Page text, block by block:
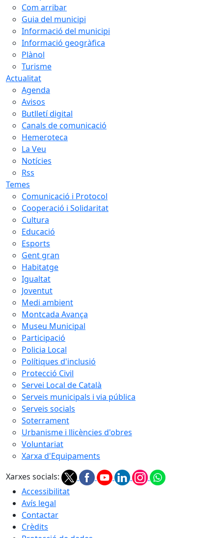
Com arribar
Guia del municipi
Informació del municipi
Informació geogràfica
Plànol
Turisme
Actualitat
Agenda
Avisos
Butlletí digital
Canals de comunicació
Hemeroteca
La Veu
Notícies
Rss
Temes
Comunicació i Protocol
Cooperació i Solidaritat
Cultura
Educació
Esports
Gent gran
Habitatge
Igualtat
Joventut
Medi ambient
Montcada Avança
Museu Municipal
Participació
Policia Local
Polítiques d'inclusió
Protecció Civil
Servei Local de Català
Serveis municipals i via pública
Serveis socials
Soterrament
Urbanisme i llicències d'obres
Voluntariat
Xarxa d'Equipaments
Xarxes socials:
Accessibilitat
Avís legal
Contactar
Crèdits